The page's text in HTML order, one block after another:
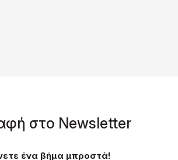
στο Νewsletter
ένα βήμα μπροστά!